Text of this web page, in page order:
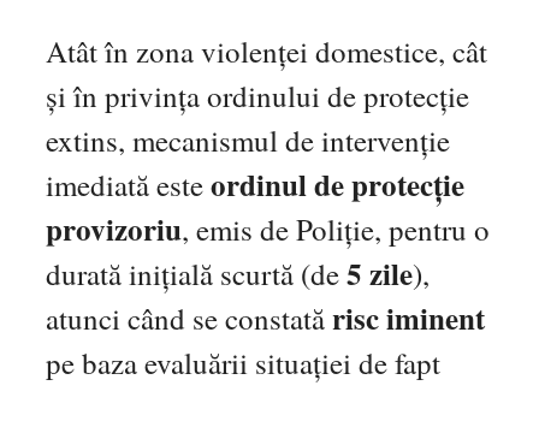
Atât în zona violenței domestice, cât
și în privința ordinului de protecție
extins, mecanismul de intervenție
imediată esteordinul de protecție
provizoriu, emis de Poliție, pentru o
durată inițială scurtă (de5 zile),
atunci când se constatărisc iminent
pe baza evaluării situației de fapt